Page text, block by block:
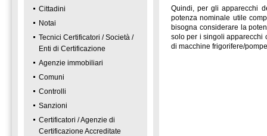
Cittadini
Notai
Tecnici Certificatori / Società /
Enti di Certificazione
Agenzie immobiliari
Comuni
Controlli
Sanzioni
Certificatori / Agenzie di
Certificazione Accreditate
Quindi, per gli apparecchi
potenza nominale utile
bisogna considerare la
solo per i singoli apparecchi
di macchine frigorifere/